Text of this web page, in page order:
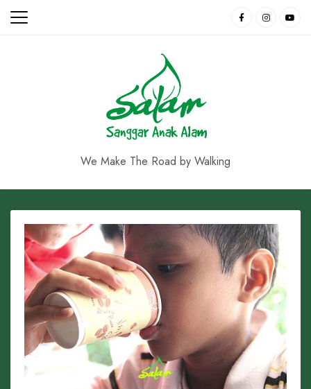
Skip
We Make The Road by Walking